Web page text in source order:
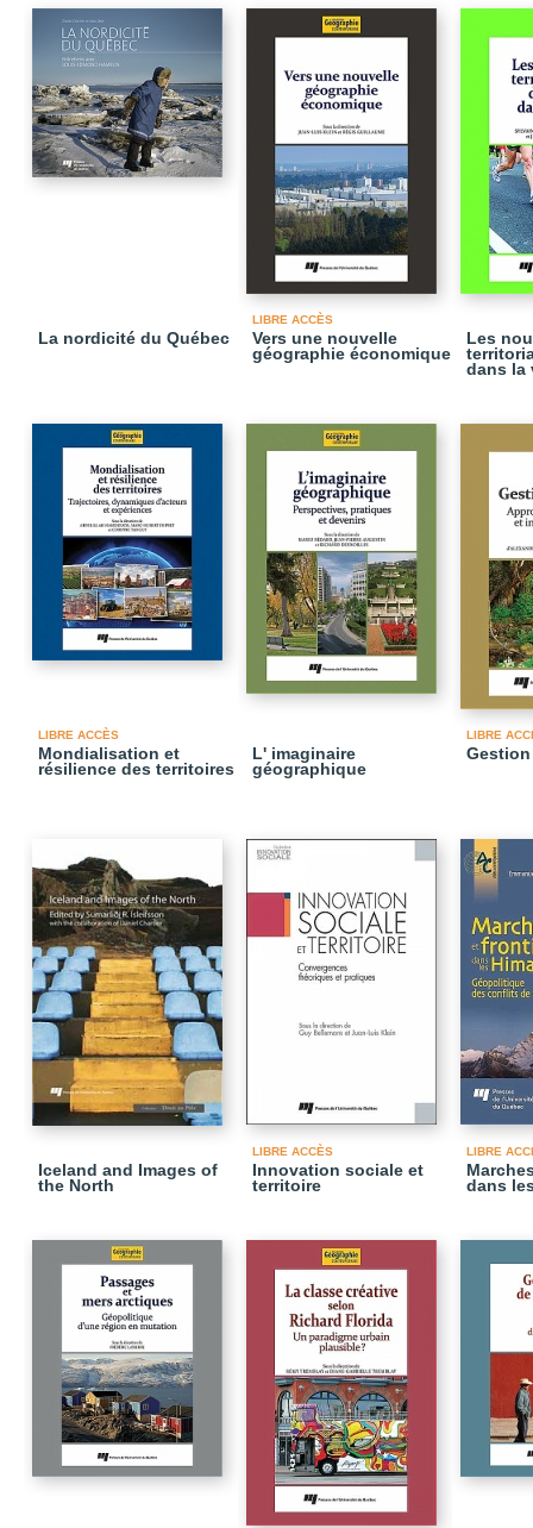
La nordicité du Québec
LIBRE ACCÈS
Vers une nouvelle
géographie économique
Les
dans la
LIBRE ACCÈS
Mondialisation et
résilience des territoires
L' imaginaire
géographique
LIBRE
Iceland and Images of
the North
LIBRE ACCÈS
Innovation sociale et
territoire
LIBRE
dans